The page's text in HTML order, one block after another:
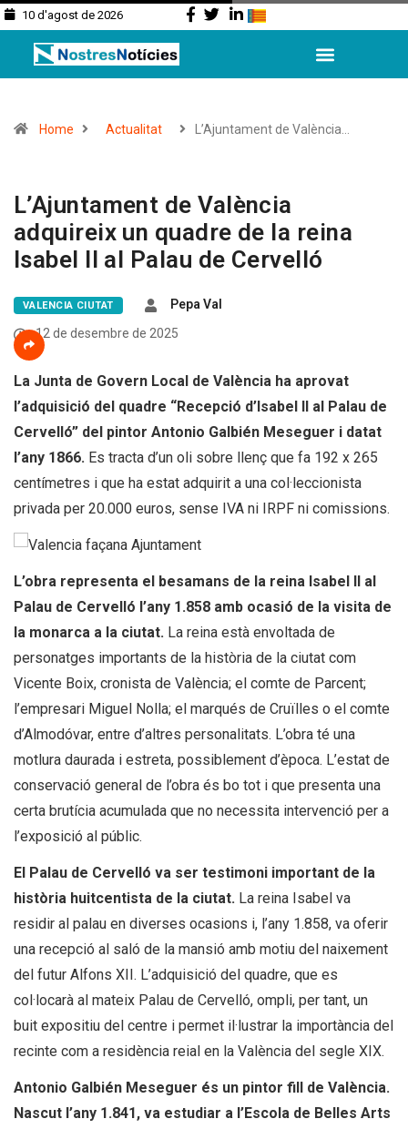
10 d'agost de 2026
Home Actualitat L’Ajuntament de València…
L’Ajuntament de València
adquireix un quadre de la reina
Isabel II al Palau de Cervelló
VALENCIA CIUTAT
Pepa Val
12 de desembre de 2025
La Junta de Govern Local de València ha aprovat
l’adquisició del quadre “Recepció d’Isabel II al Palau de
Cervelló” del pintor Antonio Galbién Meseguer i datat
l’any 1866. Es tracta d’un oli sobre llenç que fa 192 x 265
centímetres i que ha estat adquirit a una col·leccionista
privada per 20.000 euros, sense IVA ni IRPF ni comissions.
L’obra representa el besamans de la reina Isabel II al
Palau de Cervelló l’any 1.858 amb ocasió de la visita de
la monarca a la ciutat. La reina està envoltada de
personatges importants de la història de la ciutat com
Vicente Boix, cronista de València; el comte de Parcent;
l’empresari Miguel Nolla; el marqués de Cruïlles o el comte
d’Almodóvar, entre d’altres personalitats. L’obra té una
motlura daurada i estreta, possiblement d’època. L’estat de
conservació general de l’obra és bo tot i que presenta una
certa brutícia acumulada que no necessita intervenció per a
l’exposició al públic.
El Palau de Cervelló va ser testimoni important de la
història huitcentista de la ciutat. La reina Isabel va
residir al palau en diverses ocasions i, l’any 1.858, va oferir
una recepció al saló de la mansió amb motiu del naixement
del futur Alfons XII. L’adquisició del quadre, que es
col·locarà al mateix Palau de Cervelló, ompli, per tant, un
buit expositiu del centre i permet il·lustrar la importància del
recinte com a residència reial en la València del segle XIX.
Antonio Galbién Meseguer és un pintor fill de València.
Nascut l’any 1.841, va estudiar a l’Escola de Belles Arts